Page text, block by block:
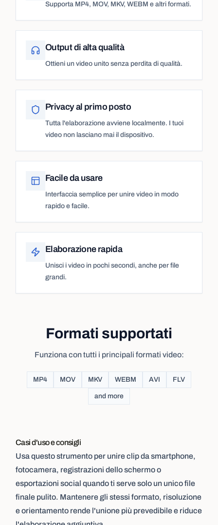
Supporta MP4, MOV, MKV, WEBM e altri formati.
Output di alta qualità
Ottieni un video unito senza perdita di qualità.
Privacy al primo posto
Tutta l'elaborazione avviene localmente. I tuoi
video non lasciano mai il dispositivo.
Facile da usare
Interfaccia semplice per unire video in modo
rapido e facile.
Elaborazione rapida
Unisci i video in pochi secondi, anche per file
grandi.
Formati supportati
Funziona con tutti i principali formati video:
MP4 MOV MKV WEBM AVI FLV
and more
Casi d'uso e consigli
Usa questo strumento per unire clip da smartphone,
fotocamera, registrazioni dello schermo o
esportazioni social quando ti serve solo un unico file
finale pulito. Mantenere gli stessi formato, risoluzione
e orientamento rende l'unione più prevedibile e riduce